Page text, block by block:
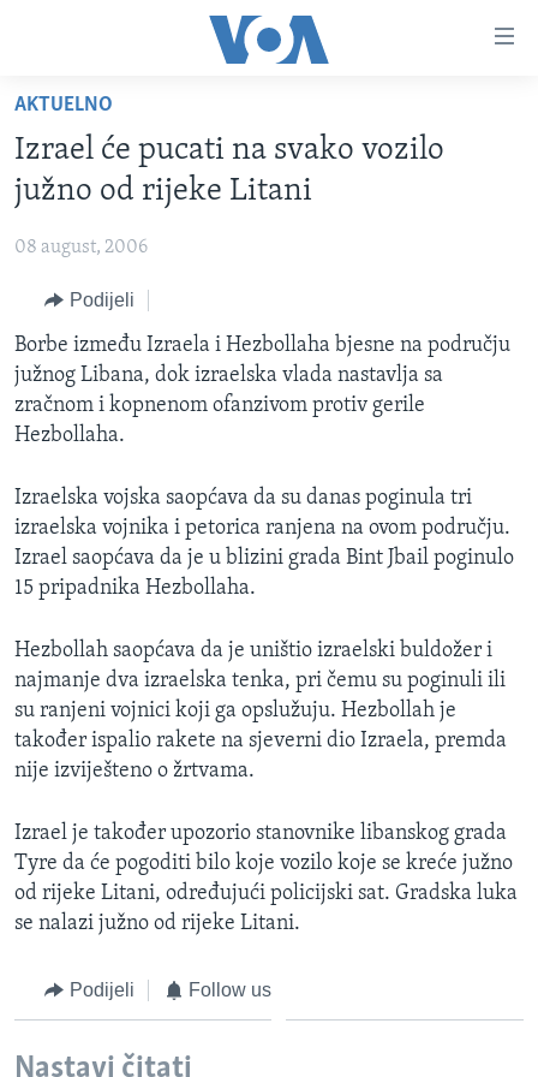
glavni
sadržaj
Pređi
na
glavnu
navigaciju
pretragu
TV PROGRAM
VIDEO
FOTOGRAFIJE DANA
VIJESTI
SJEDINJENE AMERIČKE DRŽAVE
BOSNA I HERCEGOVINA
SVIJET
NAUKA I TEHNOLOGIJA
SPECIJALNI PROJEKTI
KORUPCIJA
SLOBODA MEDIJA
IZBJEGLIČKA STRANA
MAGAZIN
O GLASU AMERIKE
Learning English
PRATITE NAS
Jezici
AKTUELNO
Izrael će pucati na svako vozilo
južno od rijeke Litani
08 august, 2006
Podijeli
Borbe između Izraela i Hezbollaha bjesne na području
južnog Libana, dok izraelska vlada nastavlja sa
zračnom i kopnenom ofanzivom protiv gerile
Hezbollaha.
Izraelska vojska saopćava da su danas poginula tri
izraelska vojnika i petorica ranjena na ovom području.
Izrael saopćava da je u blizini grada Bint Jbail poginulo
15 pripadnika Hezbollaha.
Hezbollah saopćava da je uništio izraelski buldožer i
najmanje dva izraelska tenka, pri čemu su poginuli ili
su ranjeni vojnici koji ga opslužuju. Hezbollah je
također ispalio rakete na sjeverni dio Izraela, premda
nije izviješteno o žrtvama.
Izrael je također upozorio stanovnike libanskog grada
Tyre da će pogoditi bilo koje vozilo koje se kreće južno
od rijeke Litani, određujući policijski sat. Gradska luka
se nalazi južno od rijeke Litani.
Podijeli Follow us
Nastavi čitati